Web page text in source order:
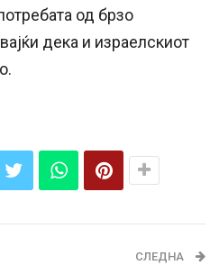
од брзо
дека и израелскиот
СЛЕДНА